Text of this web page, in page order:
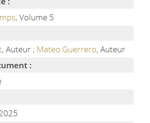
, Volume 5
, Auteur ; Mateo Guerrero, Auteur
: